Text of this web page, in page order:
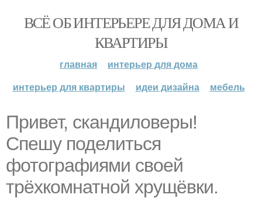
ВСЁ ОБ ИНТЕРЬЕРЕ ДЛЯ ДОМА И
КВАРТИРЫ
главная
интерьер для дома
интерьер для квартиры
идеи дизайна мебель
Привет, скандиловеры!
Спешу поделиться
фотографиями своей
трёхкомнатной хрущёвки.